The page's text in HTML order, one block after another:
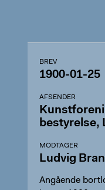
BREV
1900-01-25
AFSENDER
bestyrelse,
MODTAGER
Ludvig
Angående